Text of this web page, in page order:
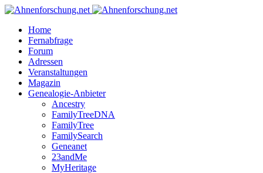
Home
Fernabfrage
Forum
Adressen
Veranstaltungen
Magazin
Genealogie-Anbieter
Ancestry
FamilyTreeDNA
FamilyTree
FamilySearch
Geneanet
23andMe
MyHeritage